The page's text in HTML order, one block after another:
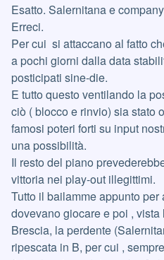
Esatto. Salernitana e
Erreci.
Per cui si attaccano al fatto
a pochi giorni dalla data
posticipati sine-die.
E tutto questo ventilando la
ciò ( blocco e rinvio) sia stato
famosi poteri forti su input
una possibilità.
Il resto del piano
vittoria nei play-out illegittimi.
Tutto il bailamme appunto
dovevano giocare e poi ,
Brescia, la perdente
ripescata in B, per cui ,